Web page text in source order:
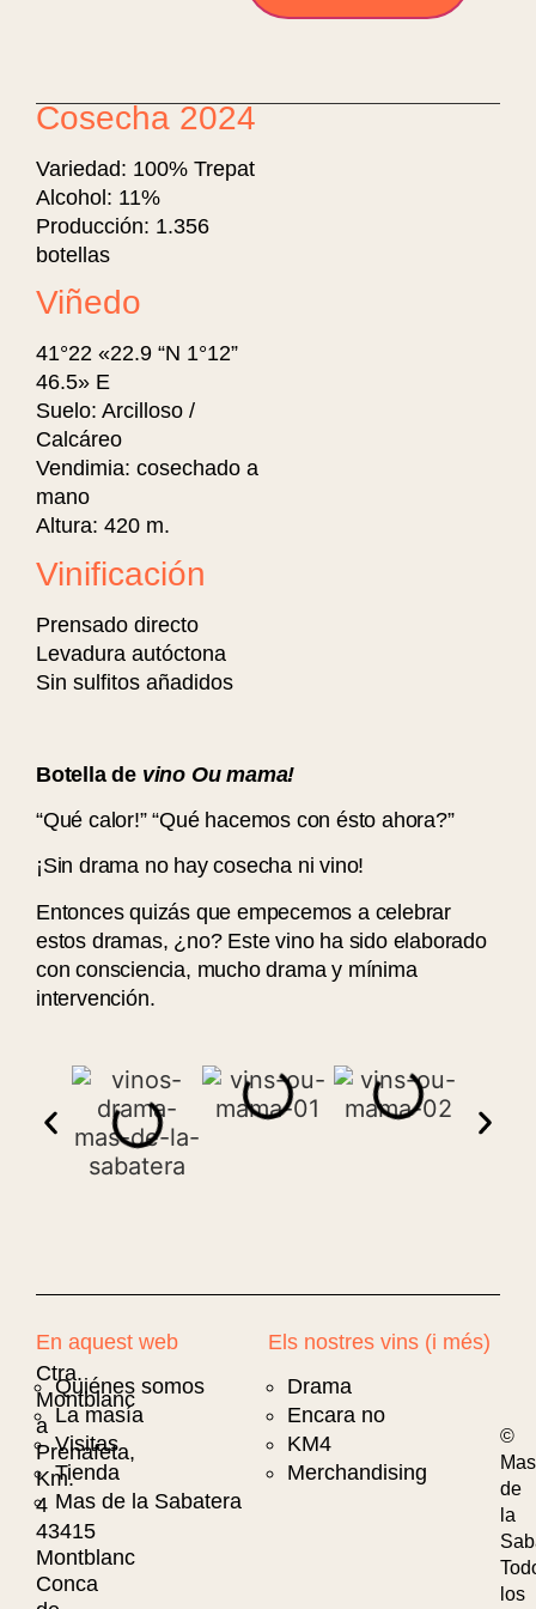
Cosecha 2024
Variedad: 100% Trepat
Alcohol: 11%
Producción: 1.356
botellas
Viñedo
41°22 «22.9 “N 1°12”
46.5» E
Suelo: Arcilloso /
Calcáreo
Vendimia: cosechado a
mano
Altura: 420 m.
Vinificación
Prensado directo
Levadura autóctona
Sin sulfitos añadidos
Botella de vino Ou mama!
“Qué calor!” “Qué hacemos con ésto ahora?”
¡Sin drama no hay cosecha ni vino!
Entonces quizás que empecemos a celebrar
estos dramas, ¿no? Este vino ha sido elaborado
con consciencia, mucho drama y mínima
intervención.
Ctra.
Montblanc
a
Prenafeta,
Km.
4
43415
Montblanc
Conca
En aquest web
Quiénes somos
La masía
Visitas
Tienda
Mas de la Sabatera
Els nostres vins (i més)
Drama
Encara no
KM4
Merchandising
©
Mas
de
la
los